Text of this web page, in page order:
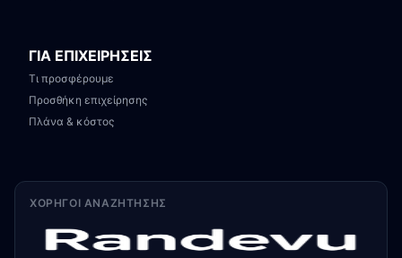
ΓΙΑ ΕΠΙΧΕΙΡΗΣΕΙΣ
Τι προσφέρουμε
Προσθήκη επιχείρησης
Πλάνα & κόστος
ΧΟΡΗΓΟΊ ΑΝΑΖΉΤΗΣΗΣ